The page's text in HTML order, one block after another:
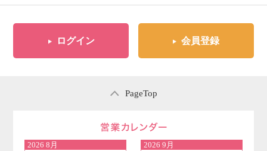
ログイン 会員登録
PageTop
2026 8月 2026 9月